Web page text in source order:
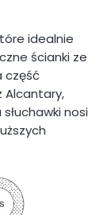
idealnie
ścianki ze
część
Alcantary,
nosi